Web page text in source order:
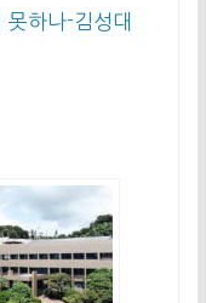
못하나-김성대